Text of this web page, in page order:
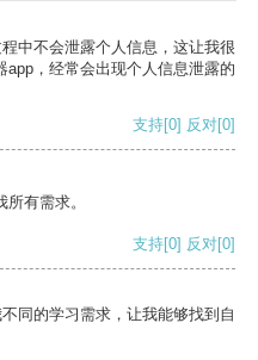
中不会泄露个人信息，这让我很
，经常会出现个人信息泄露的
支持[0] 反对[0]
有需求。
支持[0] 反对[0]
同的学习需求，让我能够找到自